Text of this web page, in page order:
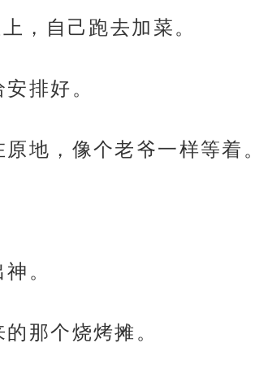
，自己跑去加菜。
排好。
地，像个老爷一样等着。
。
那个烧烤摊。